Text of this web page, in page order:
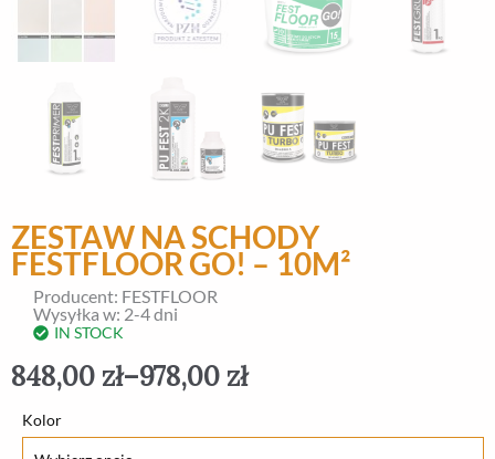
ZESTAW NA SCHODY
FESTFLOOR GO! – 10M²
Producent: FESTFLOOR
Wysyłka w: 2-4 dni
IN STOCK
848,00 zł–978,00 zł
Kolor